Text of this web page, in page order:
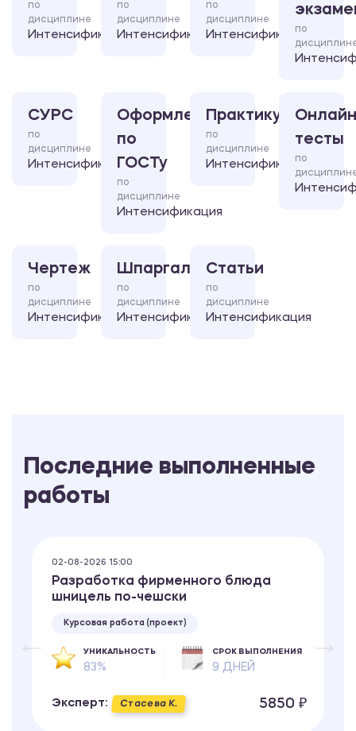
по
дисциплине
Интенсификация
по
дисциплине
Интенсификация
по
дисциплине
Интенсификация
по
СУРС
по
дисциплине
Интенсификация
Оформление
по
ГОСТу
по
дисциплине
Интенсификация
Практикум
по
дисциплине
Интенсификация
тесты
по
Чертеж
по
дисциплине
Интенсификация
Шпаргалка
по
дисциплине
Интенсификация
Статьи
по
дисциплине
Интенсификация
Последние выполненные
работы
02-08-2026 15:00
Разработка фирменного блюда
шницель по-чешски
Курсовая работа (проект)
УНИКАЛЬНОСТЬ
83%
СРОК ВЫПОЛНЕНИЯ
9 ДНЕЙ
Эксперт: Стасева К. 5850 ₽